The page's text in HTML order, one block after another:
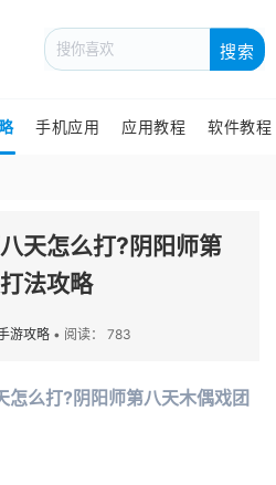
搜索
手机应用 应用教程 软件教程
天怎么打?阴阳师第
法攻略
游攻略 • 阅读： 783
怎么打?阴阳师第八天木偶戏团